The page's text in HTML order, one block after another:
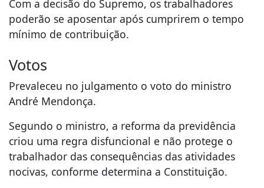
Com a decisão do Supremo, os trabalhadores
poderão se aposentar após cumprirem o tempo
mínimo de contribuição.
Votos
Prevaleceu no julgamento o voto do ministro
André Mendonça.
Segundo o ministro, a reforma da previdência
criou uma regra disfuncional e não protege o
trabalhador das consequências das atividades
nocivas, conforme determina a Constituição.